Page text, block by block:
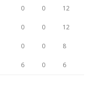
0 0 12
0 0 12
0 0 8
6 0 6